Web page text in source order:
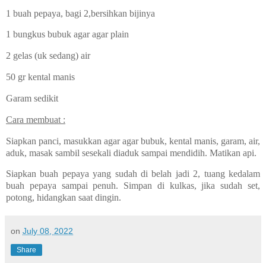
1 buah pepaya, bagi 2,bersihkan bijinya
1 bungkus bubuk agar agar plain
2 gelas (uk sedang) air
50 gr kental manis
Garam sedikit
Cara membuat :
Siapkan panci, masukkan agar agar bubuk, kental manis, garam, air,
aduk, masak sambil sesekali diaduk sampai mendidih. Matikan api.
Siapkan buah pepaya yang sudah di belah jadi 2, tuang kedalam
buah pepaya sampai penuh. Simpan di kulkas, jika sudah set,
potong, hidangkan saat dingin.
on July 08, 2022
Share